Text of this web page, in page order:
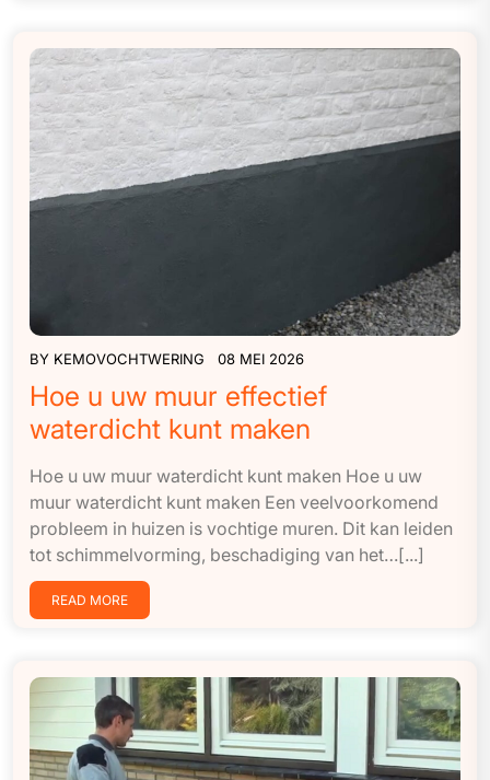
BY KEMOVOCHTWERING 08 MEI 2026
Hoe u uw muur effectief
waterdicht kunt maken
Hoe u uw muur waterdicht kunt maken Hoe u uw
muur waterdicht kunt maken Een veelvoorkomend
probleem in huizen is vochtige muren. Dit kan leiden
tot schimmelvorming, beschadiging van het…[...]
READ MORE